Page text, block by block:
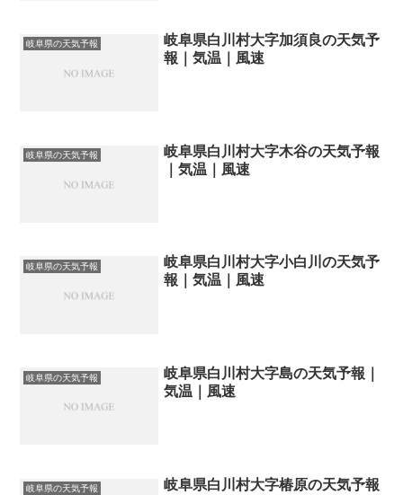
岐阜県の天気予報
岐阜県白川村大字加須良の天気予
報｜気温｜風速
岐阜県の天気予報
岐阜県白川村大字木谷の天気予報
｜気温｜風速
岐阜県の天気予報
岐阜県白川村大字小白川の天気予
報｜気温｜風速
岐阜県の天気予報
岐阜県白川村大字島の天気予報｜
気温｜風速
岐阜県の天気予報
岐阜県白川村大字椿原の天気予報